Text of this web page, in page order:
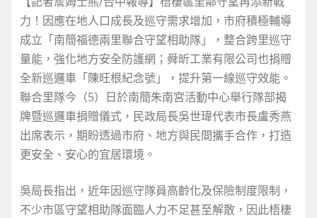
力！因應在地人口成長及巡守需求增加，市府積極輔導
成立「南簡福德兩里聯合守望相助隊」，整合跨里巡守
量能，強化地方安全防護網；舜昕工業有限公司也捐贈
全新巡邏車「陳旺根紀念號」，提升第一線巡守效能。
聯合里隊今（5）日於南簡朱南宮活動中心舉行隊部揭
牌暨巡邏車捐贈儀式，民政局長吳世瑋代表市長盧秀燕
出席表示，期盼透過市府、地方與民間攜手合作，打造
更安全、安心的宜居環境。
吳局長指出，近年因巡守隊員高齡化及保險制度限制，
不少市區守望相助隊面臨人力不足甚至解散，因此梧棲